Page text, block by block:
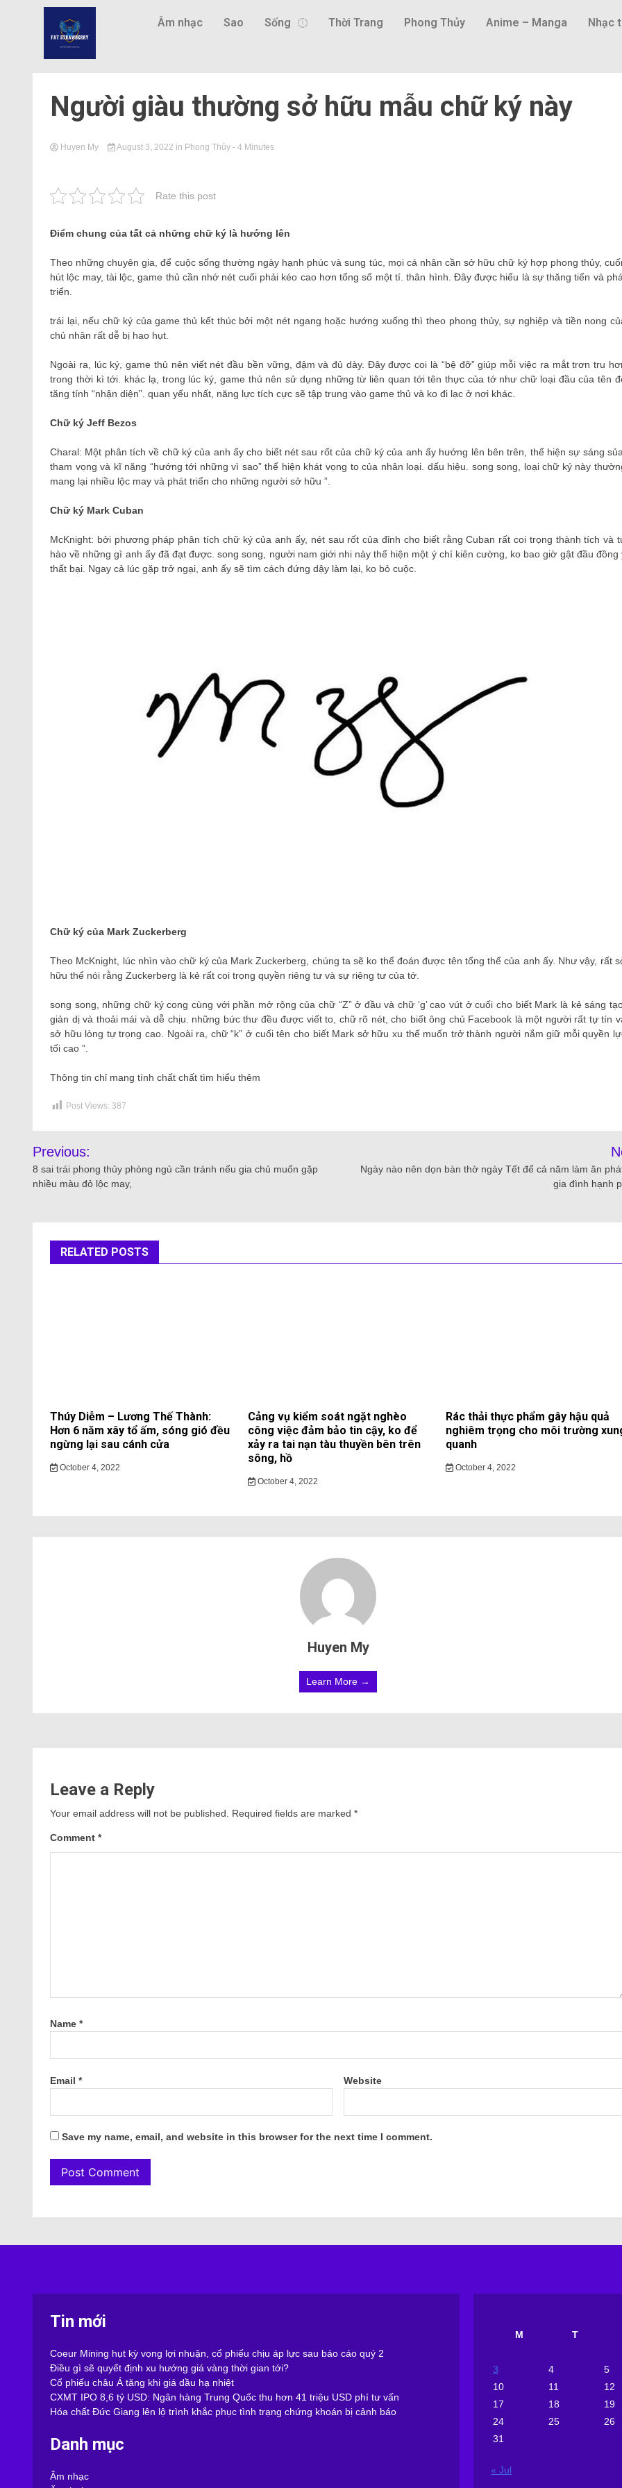
Âm nhạc Sao Sống Thời Trang Phong Thủy Anime – Manga Nhạc
Người giàu thường sở hữu mẫu chữ ký này
Huyen My August 3, 2022 in Phong Thủy - 4 Minutes
Rate this post
Điểm chung của tất cả những chữ ký là hướng lên
Theo những chuyên gia, để cuộc sống thường ngày hạnh phúc và sung túc, mọi cá nhân cần sở hữu chữ ký hợp phong thủy,
hút lộc may, tài lộc, game thủ cần nhớ nét cuối phải kéo cao hơn tổng số một tí. thân hình. Đây được hiểu là sự thăng tiến và
triển.
trái lại, nếu chữ ký của game thủ kết thúc bởi một nét ngang hoặc hướng xuống thì theo phong thủy, sự nghiệp và tiền nong
chủ nhân rất dễ bị hao hụt.
Ngoài ra, lúc ký, game thủ nên viết nét đầu bền vững, đậm và đủ dày. Đây được coi là “bệ đỡ” giúp mỗi việc ra mắt trơn tru
trong thời kì tới. khác lạ, trong lúc ký, game thủ nên sử dụng những từ liên quan tới tên thực của tớ như chữ loại đầu của tên
tăng tính “nhận diện”. quan yếu nhất, năng lực tích cực sẽ tập trung vào game thủ và ko đi lạc ở nơi khác.
Chữ ký Jeff Bezos
Charal: Một phân tích về chữ ký của anh ấy cho biết nét sau rốt của chữ ký của anh ấy hướng lên bên trên, thể hiện sự sáng
tham vọng và kĩ năng “hướng tới những vì sao” thể hiện khát vọng to của nhân loại. dấu hiệu. song song, loại chữ ký này
mang lại nhiều lộc may và phát triển cho những người sở hữu ”.
Chữ ký Mark Cuban
McKnight: bởi phương pháp phân tích chữ ký của anh ấy, nét sau rốt của đỉnh cho biết rằng Cuban rất coi trọng thành tích và
hào về những gì anh ấy đã đạt được. song song, người nam giới nhi này thể hiện một ý chí kiên cường, ko bao giờ gật đầu đồng
thất bại. Ngay cả lúc gặp trở ngại, anh ấy sẽ tìm cách đứng dậy làm lại, ko bỏ cuộc.
Chữ ký của Mark Zuckerberg
Theo McKnight, lúc nhìn vào chữ ký của Mark Zuckerberg, chúng ta sẽ ko thể đoán được tên tổng thể của anh ấy. Như vậy, rất
hữu thể nói rằng Zuckerberg là kẻ rất coi trọng quyền riêng tư và sự riêng tư của tớ.
song song, những chữ ký cong cùng với phần mở rộng của chữ “Z” ở đầu và chữ ‘g’ cao vút ở cuối cho biết Mark là kẻ sáng
giản dị và thoải mái và dễ chịu. những bức thư đều được viết to, chữ rõ nét, cho biết ông chủ Facebook là một người rất tự tín
sở hữu lòng tự trọng cao. Ngoài ra, chữ “k” ở cuối tên cho biết Mark sở hữu xu thế muốn trở thành người nắm giữ mỗi quyền
tối cao ”.
Thông tin chỉ mang tính chất chất tìm hiểu thêm
Post Views: 387
Previous:
8 sai trái phong thủy phòng ngủ cần tránh nếu gia chủ muốn gặp
nhiều màu đỏ lộc may,
Ngày nào nên dọn bàn thờ ngày Tết để cả năm làm ăn
gia đình hạnh
RELATED POSTS
Thúy Diễm – Lương Thế Thành:
Hơn 6 năm xây tổ ấm, sóng gió đều
ngừng lại sau cánh cửa
October 4, 2022
Cảng vụ kiểm soát ngặt nghèo
công việc đảm bảo tin cậy, ko để
xảy ra tai nạn tàu thuyền bên trên
sông, hồ
October 4, 2022
Rác thải thực phẩm gây hậu quả
nghiêm trọng cho môi trường
quanh
October 4, 2022
Huyen My
Learn More →
Leave a Reply
Your email address will not be published. Required fields are marked *
Comment *
Name *
Email * Website
Save my name, email, and website in this browser for the next time I comment.
Tin mới
Coeur Mining hụt kỳ vọng lợi nhuận, cổ phiếu chịu áp lực sau báo cáo quý 2
Điều gì sẽ quyết định xu hướng giá vàng thời gian tới?
Cổ phiếu châu Á tăng khi giá dầu hạ nhiệt
CXMT IPO 8,6 tỷ USD: Ngân hàng Trung Quốc thu hơn 41 triệu USD phí tư vấn
Hóa chất Đức Giang lên lộ trình khắc phục tình trạng chứng khoán bị cảnh báo
Danh mục
Âm nhạc
M T
3 4
5
10
11
12
17
18
19
24
25
26
31
« Jul